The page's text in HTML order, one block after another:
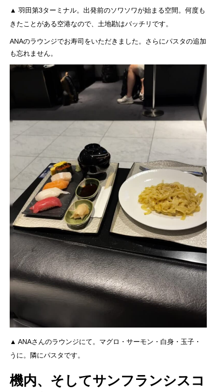
▲ 羽田第3ターミナル。出発前のソワソワが始まる空間。何度も
きたことがある空港なので、土地勘はバッチリです。
ANAのラウンジでお寿司をいただきました。さらにパスタの追加
も忘れません。
▲ ANAさんのラウンジにて。マグロ・サーモン・白身・玉子・
うに。隣にパスタです。
機内、そしてサンフランシスコ